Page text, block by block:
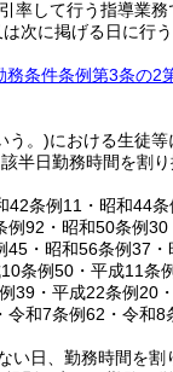
率して行う指導業
は次に掲げる日に行
務条件条例第3条の2
う。)における生徒
半日勤務時間を割
条例11・昭和44
92・昭和50条例
・昭和56条例37
条例50・平成11条
39・平成22条例20
和7条例62・令和8
い日、勤務時間を